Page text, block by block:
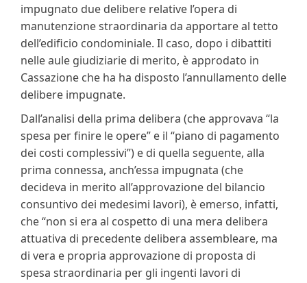
impugnato due delibere relative l’opera di
manutenzione straordinaria da apportare al tetto
dell’edificio condominiale. Il caso, dopo i dibattiti
nelle aule giudiziarie di merito, è approdato in
Cassazione che ha ha disposto l’annullamento delle
delibere impugnate.
Dall’analisi della prima delibera (che approvava “la
spesa per finire le opere” e il “piano di pagamento
dei costi complessivi”) e di quella seguente, alla
prima connessa, anch’essa impugnata (che
decideva in merito all’approvazione del bilancio
consuntivo dei medesimi lavori), è emerso, infatti,
che “non si era al cospetto di una mera delibera
attuativa di precedente delibera assembleare, ma
di vera e propria approvazione di proposta di
spesa straordinaria per gli ingenti lavori di